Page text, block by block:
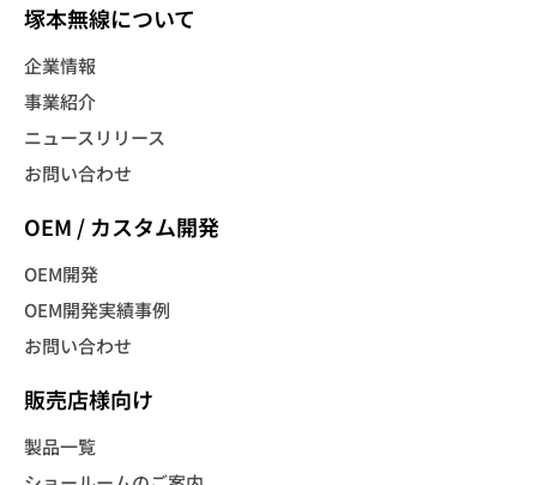
塚本無線について
企業情報
事業紹介
ニュースリリース
お問い合わせ
OEM / カスタム開発
OEM開発
OEM開発実績事例
お問い合わせ
販売店様向け
製品一覧